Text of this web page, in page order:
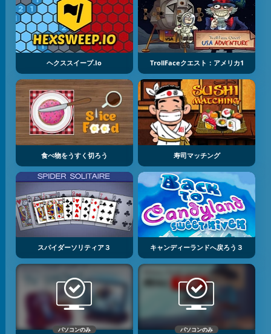
ヘクススイープ.io TrollFaceクエスト：アメリカ1
食べ物をうすく切ろう 寿司マッチング
スパイダーソリティア３ キャンディーランドへ戻ろう３
パソコンのみ パソコンのみ